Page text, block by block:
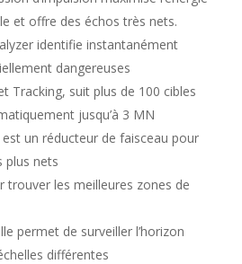
et offre des échos très nets.
identifie instantanément
dangereuses
Tracking, suit plus de 100 cibles
jusqu’à 3 MN
un réducteur de faisceau pour
plus nets
trouver les meilleures zones de
permet de surveiller l’horizon
différentes